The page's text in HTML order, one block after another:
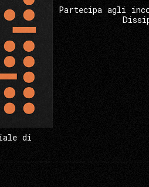
di
Partecipa agli